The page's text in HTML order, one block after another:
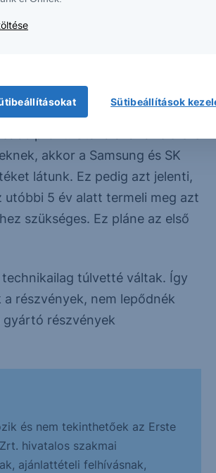
beruházást, amely 2027
Micron pedig januárban
tipikusan tovább tart az
esetében. A piac is arra
profit. Utána akár a felére is
akkor a Samsung és SK
látunk. Ez pedig azt jelenti,
utóbbi 5 év alatt termeli meg azt
szükséges. Ez pláne az első
túlvetté váltak. Így
részvények, nem lepődnék
gyártó részvények
és nem tekinthetőek az Erste
hivatalos szakmai
ajánlattételi felhívásnak,
Sütibeállítások